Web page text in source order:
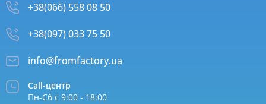
+38(066) 558 08 50
+38(097) 033 75 50
info@fromfactory.ua
Call-центр
Пн-Сб с 9:00 - 18:00